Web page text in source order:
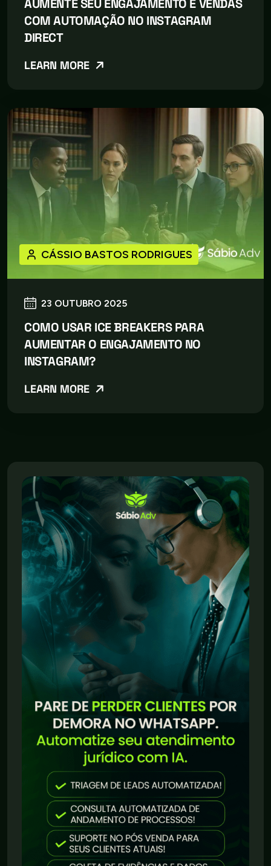
AUMENTE SEU ENGAJAMENTO E VENDAS
COM AUTOMAÇÃO NO INSTAGRAM
DIRECT
LEARN MORE
23 OUTUBRO 2025
CÁSSIO BASTOS RODRIGUES
COMO USAR ICE BREAKERS PARA
AUMENTAR O ENGAJAMENTO NO
INSTAGRAM?
LEARN MORE